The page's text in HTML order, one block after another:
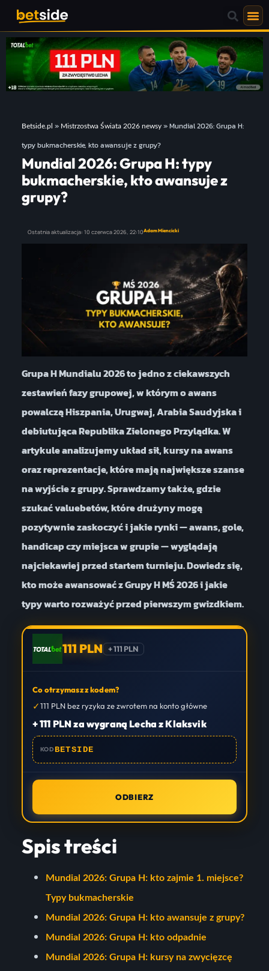
Betside.pl » Mistrzostwa Świata 2026 newsy»Mundial 2026: Grupa H:
typy bukmacherskie, kto awansuje z grupy?
Mundial 2026: Grupa H: typy
bukmacherskie, kto awansuje z
grupy?
Ostatnia aktualizacja: 10 czerwca 2026, 22:10Adam Miencicki
Grupa H Mundialu 2026 to jedno z ciekawszych
zestawień fazy grupowej, w którym o awans
powalczą Hiszpania, Urugwaj, Arabia Saudyjska i
debiutująca Republika Zielonego Przylądka. W
artykule analizujemy układ sił, kursy na awans
oraz reprezentacje, które mają największe szanse
na wyjście z grupy. Sprawdzamy także, gdzie
szukać valuebetów, które drużyny mogą
pozytywnie zaskoczyć i jakie rynki — awans, gole,
handicap czy miejsca w grupie — wyglądają
najciekawiej przed startem turnieju. Dowiedz się,
kto może awansować z Grupy H MŚ 2026 i jakie
typy warto rozważyć przed pierwszym gwizdkiem.
111 PLN + 111 PLN
Co otrzymasz z kodem?
✓111 PLN bez ryzyka ze zwrotem na konto główne
+ 111 PLN za wygraną Lecha z Klaksvik
KOD BETSIDE
ODBIERZ
Spis treści
Mundial 2026: Grupa H: kto zajmie 1. miejsce?
Typy bukmacherskie
Mundial 2026: Grupa H: kto awansuje z grupy?
Mundial 2026: Grupa H: kto odpadnie
Mundial 2026: Grupa H: kursy na zwycięzcę